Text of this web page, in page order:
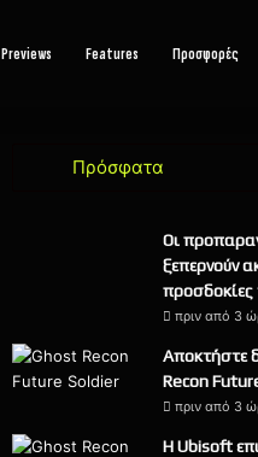
Previews Features Προσφορές
Πρόσφατα
Οι
ξεπερνούν
προσδοκίες
πριν από 3
Αποκτήστε
Recon
πριν από 3
Η Ubisoft